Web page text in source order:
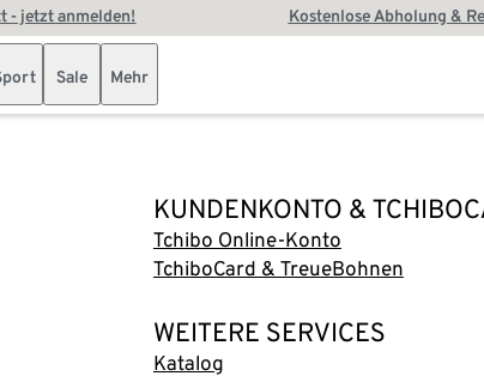
- jetzt anmelden! Kostenlose Abholung &
Sale Mehr
KUNDENKONTO &
Tchibo Online-Konto
TchiboCard & TreueBohnen
WEITERE SERVICES
Katalog